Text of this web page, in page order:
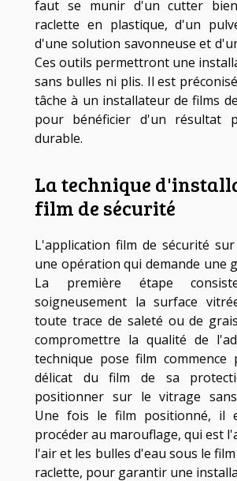
faut se munir d'un cutter
raclette en plastique, d'un
d'une solution savonneuse et
Ces outils permettront une
sans bulles ni plis. Il est
tâche à un installateur de films
pour bénéficier d'un résultat
durable.
La technique
film de sécurité
L'application film de sécurité
une opération qui demande une
La première étape
soigneusement la surface
toute trace de saleté ou de
compromettre la qualité de
technique pose film commence
délicat du film de sa
positionner sur le vitrage sans
Une fois le film positionné, il
procéder au marouflage, qui est
l'air et les bulles d'eau sous le
raclette, pour garantir une